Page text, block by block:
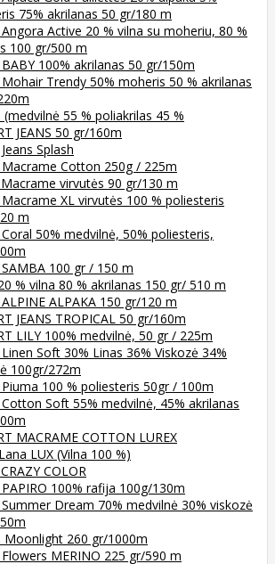
75% akrilanas 50 gr/180 m
Active 20 % vilna su moheriu, 80 %
100 gr/500 m
100% akrilanas 50 gr/150m
Trendy 50% moheris 50 % akrilanas
(medvilnė 55 % poliakrilas 45 %
JEANS 50 gr/160m
Splash
Cotton 250g / 225m
virvutės 90 gr/130 m
XL virvutės 100 % poliesteris
m
50% medvilnė, 50% poliesteris,
100 gr / 150 m
% vilna 80 % akrilanas 150 gr/ 510 m
ALPAKA 150 gr/120 m
JEANS TROPICAL 50 gr/160m
LILY 100% medvilnė, 50 gr / 225m
Soft 30% Linas 36% Viskozė 34%
100gr/272m
100 % poliesteris 50gr / 100m
Soft 55% medvilnė, 45% akrilanas
MACRAME COTTON LUREX
LUX (Vilna 100 %)
COLOR
100% rafija 100g/130m
Dream 70% medvilnė 30% viskozė
Moonlight 260 gr/1000m
MERINO 225 gr/590 m